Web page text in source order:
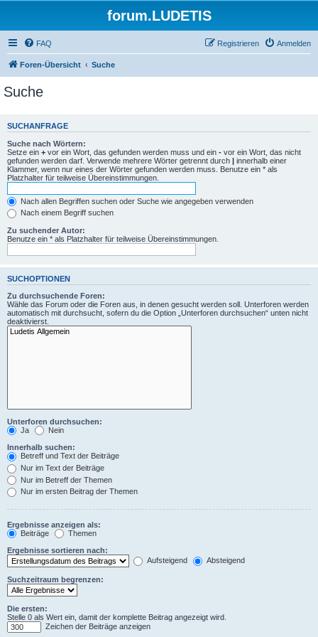
forum.LUDETIS
FAQ Anmelden
Registrieren
Foren-Übersicht Suche
Suche
SUCHANFRAGE
Suche nach Wörtern:
Setze ein + vor ein Wort, das gefunden werden muss und ein - vor ein Wort, das nicht
gefunden werden darf. Verwende mehrere Wörter getrennt durch | innerhalb einer
Klammer, wenn nur eines der Wörter gefunden werden muss. Benutze ein * als
Platzhalter für teilweise Übereinstimmungen.
Nach allen Begriffen suchen oder Suche wie angegeben verwenden
Nach einem Begriff suchen
Zu suchender Autor:
Benutze ein * als Platzhalter für teilweise Übereinstimmungen.
SUCHOPTIONEN
Zu durchsuchende Foren:
Wähle das Forum oder die Foren aus, in denen gesucht werden soll. Unterforen werden
automatisch mit durchsucht, sofern du die Option „Unterforen durchsuchen“ unten nicht
deaktivierst.
Unterforen durchsuchen:
Ja
Nein
Innerhalb suchen:
Betreff und Text der Beiträge
Nur im Text der Beiträge
Nur im Betreff der Themen
Nur im ersten Beitrag der Themen
Ergebnisse anzeigen als:
Beiträge
Themen
Ergebnisse sortieren nach:
Aufsteigend
Absteigend
Suchzeitraum begrenzen:
Die ersten:
Stelle 0 als Wert ein, damit der komplette Beitrag angezeigt wird.
Zeichen der Beiträge anzeigen